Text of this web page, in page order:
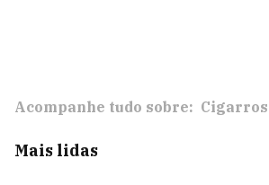
Acompanhe tudo sobre: Cigarros
Mais lidas